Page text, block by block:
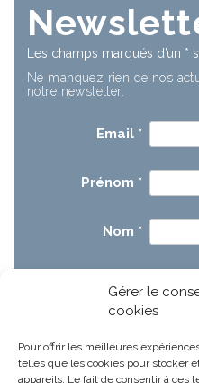
Gérer le
cookies
Pour offrir les meilleures
telles que les cookies pour stocker
appareils. Le fait de consentir à ces
Les champs marqués d’un *
Ne manquez rien de nos
notre newsletter.
Email *
Prénom *
Nom *